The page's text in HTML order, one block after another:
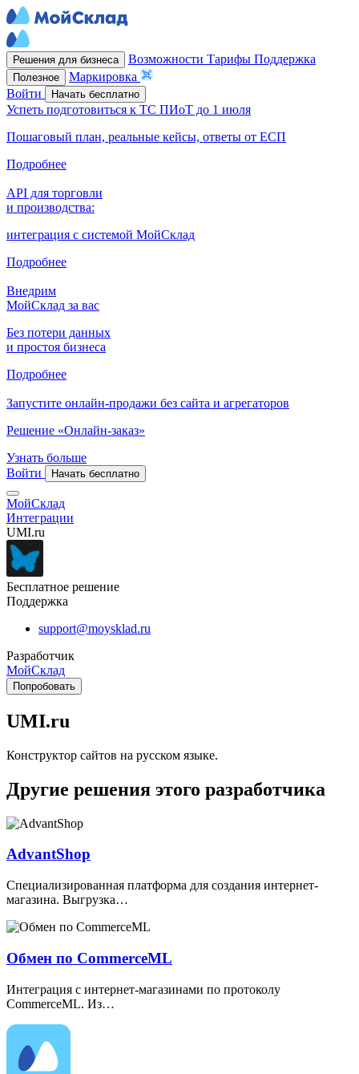
Решения для бизнеса Возможности Тарифы Поддержка
Полезное
Маркировка
Войти
Начать бесплатно
Успеть подготовиться к ТС ПИоТ до 1 июля
Пошаговый план, реальные кейсы, ответы от ЕСП
Подробнее
API для торговли
и производства:
интеграция с системой МойСклад
Подробнее
Внедрим
МойСклад за вас
Без потери данных
и простоя бизнеса
Подробнее
Запустите онлайн-продажи без сайта и агрегаторов
Решение «Онлайн-заказ»
Узнать больше
Войти
Начать бесплатно
МойСклад
Интеграции
UMI.ru
Бесплатное решение
Поддержка
support@moysklad.ru
Разработчик
МойСклад
Попробовать
UMI.ru
Конструктор сайтов на русском языке.
Другие решения этого разработчика
AdvantShop
Специализированная платформа для создания интернет-
магазина. Выгрузка…
Обмен по CommerceML
Интеграция с интернет-магазинами по протоколу
СommerceML. Из…